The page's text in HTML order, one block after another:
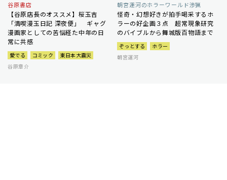
谷原書店
【谷原店長のオススメ】桜玉吉
「満喫漫玉日記 深夜便」 ギャグ
漫画家としての苦悩経た中年の日
常に共感
愛でる コミック
東日本大震災
谷原章介
朝宮運河のホラーワールド渉猟
怪奇・幻想好きが拍手喝采するホ
ラーの好企画３点 超常現象研究
のバイブルから舞城版百物語まで
ぞっとする
ホラー
朝宮運河